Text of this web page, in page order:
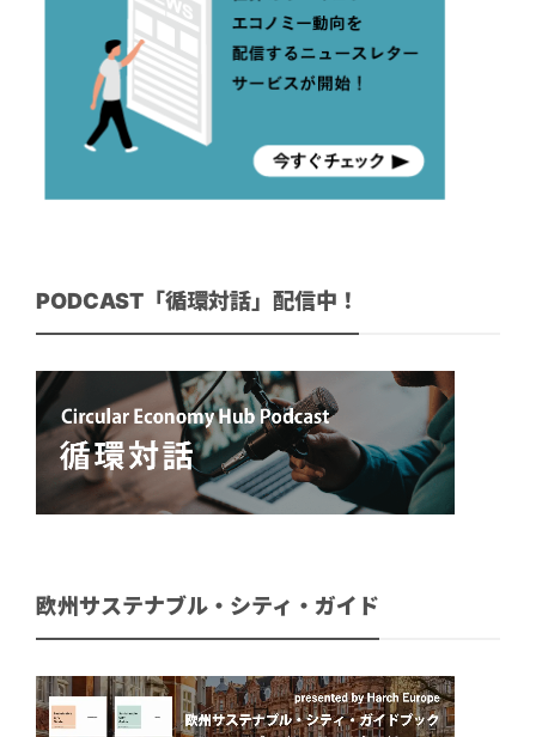
PODCAST「循環対話」配信中！
欧州サステナブル・シティ・ガイド